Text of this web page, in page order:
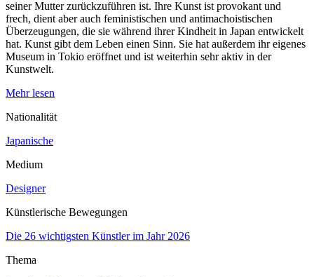
seiner Mutter zurückzuführen ist. Ihre Kunst ist provokant und
frech, dient aber auch feministischen und antimachoistischen
Überzeugungen, die sie während ihrer Kindheit in Japan entwickelt
hat. Kunst gibt dem Leben einen Sinn. Sie hat außerdem ihr eigenes
Museum in Tokio eröffnet und ist weiterhin sehr aktiv in der
Kunstwelt.
Mehr lesen
Nationalität
Japanische
Medium
Designer
Künstlerische Bewegungen
Die 26 wichtigsten Künstler im Jahr 2026
Thema